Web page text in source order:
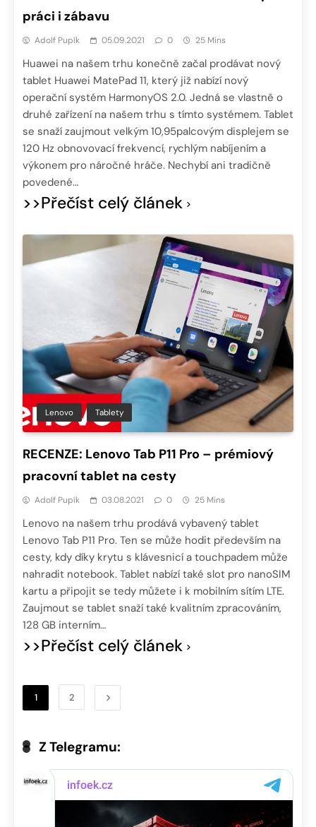
práci i zábavu
Adolf Pupík 05.09.2021 0 25 Mins
Huawei na našem trhu konečně začal prodávat nový
tablet Huawei MatePad 11, který již nabízí nový
operační systém HarmonyOS 2.0. Jedná se vlastně o
druhé zařízení na našem trhu s tímto systémem. Tablet
se snaží zaujmout velkým 10,95palcovým displejem se
120 Hz obnovovací frekvencí, rychlým nabíjením a
výkonem pro náročné hráče. Nechybí ani tradičně
povedené…
>>Přečíst celý článek
Lenovo Tablety
RECENZE: Lenovo Tab P11 Pro – prémiový
pracovní tablet na cesty
Adolf Pupík 03.08.2021 0 25 Mins
Lenovo na našem trhu prodává vybavený tablet
Lenovo Tab P11 Pro. Ten se může hodit především na
cesty, kdy díky krytu s klávesnicí a touchpadem může
nahradit notebook. Tablet nabízí také slot pro nanoSIM
kartu a připojit se tedy můžete i k mobilním sítím LTE.
Zaujmout se tablet snaží také kvalitním zpracováním,
128 GB interním…
>>Přečíst celý článek
1 2
Z Telegramu: